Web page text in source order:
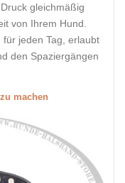
gleichmäßig
von Ihrem Hund.
jeden Tag, erlaubt
den Spaziergängen
machen